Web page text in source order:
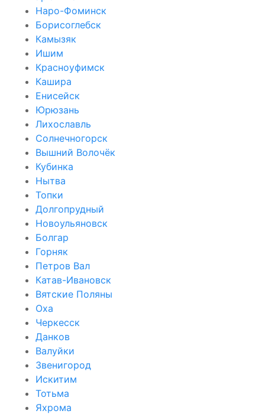
Наро-Фоминск
Борисоглебск
Камызяк
Ишим
Красноуфимск
Кашира
Енисейск
Юрюзань
Лихославль
Солнечногорск
Вышний Волочёк
Кубинка
Нытва
Топки
Долгопрудный
Новоульяновск
Болгар
Горняк
Петров Вал
Катав-Ивановск
Вятские Поляны
Оха
Черкесск
Данков
Валуйки
Звенигород
Искитим
Тотьма
Яхрома